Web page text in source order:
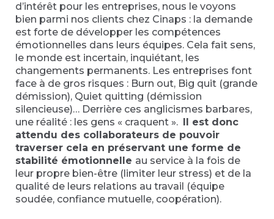
d’intérêt pour les entreprises, nous le voyons
bien parmi nos clients chez Cinaps : la demande
est forte de développer les compétences
émotionnelles dans leurs équipes. Cela fait sens,
le monde est incertain, inquiétant, les
changements permanents. Les entreprises font
face à de gros risques : Burn out, Big quit (grande
démission), Quiet quitting (démission
silencieuse)… Derrière ces anglicismes barbares,
une réalité : les gens « craquent ». Il est donc
attendu des collaborateurs de pouvoir
traverser cela en préservant une forme de
stabilité émotionnelle au service à la fois de
leur propre bien-être (limiter leur stress) et de la
qualité de leurs relations au travail (équipe
soudée, confiance mutuelle, coopération).